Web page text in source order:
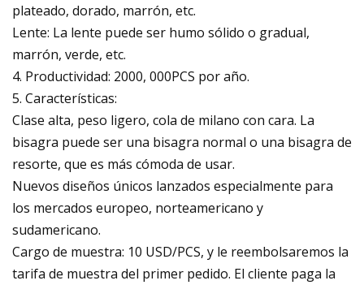
plateado, dorado, marrón, etc.
Lente: La lente puede ser humo sólido o gradual,
marrón, verde, etc.
4. Productividad: 2000, 000PCS por año.
5. Características:
Clase alta, peso ligero, cola de milano con cara. La
bisagra puede ser una bisagra normal o una bisagra de
resorte, que es más cómoda de usar.
Nuevos diseños únicos lanzados especialmente para
los mercados europeo, norteamericano y
sudamericano.
Cargo de muestra: 10 USD/PCS, y le reembolsaremos la
tarifa de muestra del primer pedido. El cliente paga la